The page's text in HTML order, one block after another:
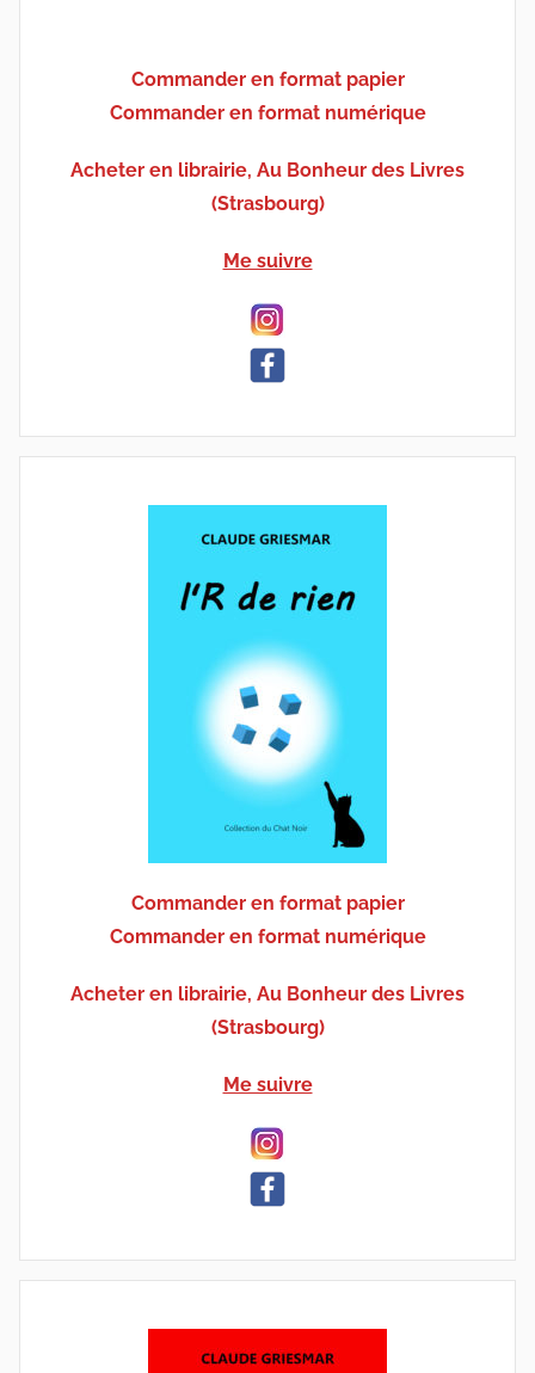
Commander en format papier
Commander en format numérique
Acheter en librairie, Au Bonheur des Livres
(Strasbourg)
Me suivre
Commander en format papier
Commander en format numérique
Acheter en librairie, Au Bonheur des Livres
(Strasbourg)
Me suivre